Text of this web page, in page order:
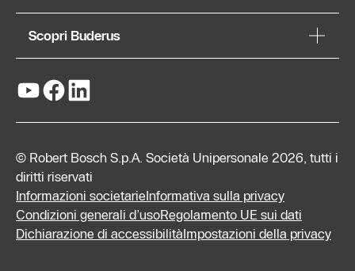
Richiedi
preventivo
Scopri Buderus
© Robert Bosch S.p.A. Società Unipersonale 2026, tutti i
diritti riservati
Informazioni societarieInformativa sulla privacy
Condizioni generali d’usoRegolamento UE sui dati
Dichiarazione di accessibilitàImpostazioni della privacy